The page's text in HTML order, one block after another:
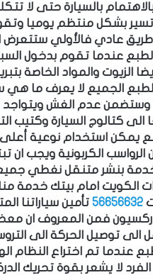
بالسيارة حتى لا
تسير بشكل منتظم يوميا
عادي فالأولي ستتعرض
عندما تقوم بدخول
الزيوت والمواد الخاصة
الجميع لا يعرف ما هي
الى كتالوج السيارة
يمكن استخدام نوعية
الكربونية ويجب ان
بنشر متنقل نغطي
الكويت امام بيتك خدمة
56656632 تأمين سياراتنا
فمن المعروف ان
توصيل الحركة الى
عندما تم اختراع النظام
لا يشعر بقوة تحريك